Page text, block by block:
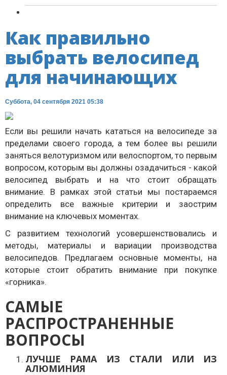
Как правильно
выбрать велосипед
для начинающих
Суббота, 04 сентября 2021 05:38
Если вы решили начать кататься на велосипеде за
пределами своего города, а тем более вы решили
заняться велотуризмом или велоспортом, то первым
вопросом, которым вы должны озадачиться - какой
велосипед выбрать и на что стоит обращать
внимание. В рамках этой статьи мы постараемся
определить все важные критерии и заострим
внимание на ключевых моментах.
С развитием технологий усовершенствовались и
методы, материалы и вариации производства
велосипедов. Предлагаем основные моменты, на
которые стоит обратить внимание при покупке
«горника».
САМЫЕ
РАСПРОСТРАНЕННЫЕ
ВОПРОСЫ
ЛУЧШЕ РАМА ИЗ СТАЛИ ИЛИ ИЗ
АЛЮМИНИЯ